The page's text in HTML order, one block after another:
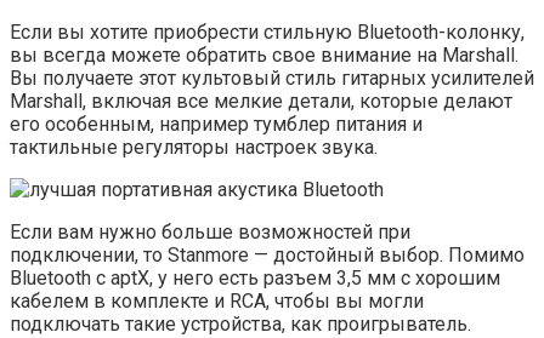
Если вы хотите приобрести стильную Bluetooth-колонку,
вы всегда можете обратить свое внимание на Marshall.
Вы получаете этот культовый стиль гитарных усилителей
Marshall, включая все мелкие детали, которые делают
его особенным, например тумблер питания и
тактильные регуляторы настроек звука.
Если вам нужно больше возможностей при
подключении, то Stanmore — достойный выбор. Помимо
Bluetooth с aptX, у него есть разъем 3,5 мм с хорошим
кабелем в комплекте и RCA, чтобы вы могли
подключать такие устройства, как проигрыватель.